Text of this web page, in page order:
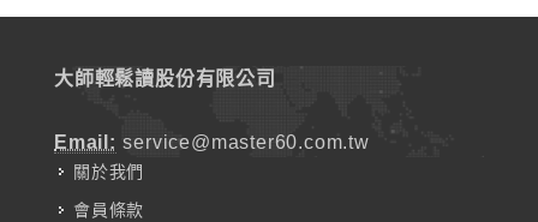
大師輕鬆讀股份有限公司
Email: service@master60.com.tw
關於我們
會員條款